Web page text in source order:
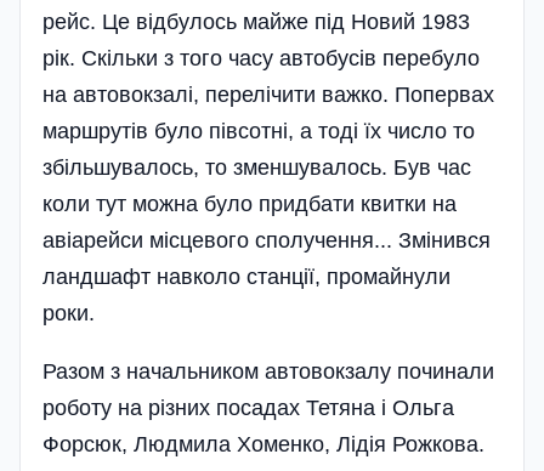
рейс. Це відбулось майже під Новий 1983
рік. Скільки з того часу автобусів перебуло
на автовокзалі, перелічити важко. Попервах
маршрутів було півсотні, а тоді їх число то
збільшувалось, то зменшувалось. Був час
коли тут можна було придбати квитки на
авіарейси місцевого сполучення... Змінився
ландшафт навколо станції, промайнули
роки.
Разом з начальником автовокзалу починали
роботу на різних поса­дах Тетяна і Ольга
Форсюк, Людмила Хоменко, Лідія Рожкова.